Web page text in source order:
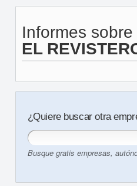
Informes sobre
EL
¿Quiere buscar otra
Busque gratis empresas,